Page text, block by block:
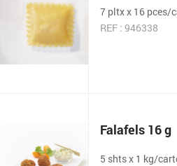
7 pltx x 16 pces/
REF : 946338
Falafels 16 g
5 shts x 1 kg/